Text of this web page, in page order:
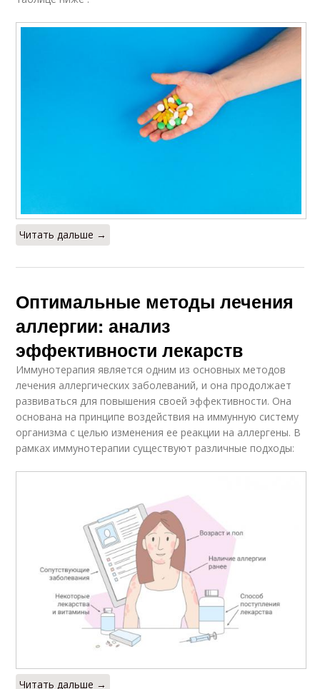
Читать дальше →
Оптимальные методы лечения
аллергии: анализ
эффективности лекарств
Иммунотерапия является одним из основных методов
лечения аллергических заболеваний, и она продолжает
развиваться для повышения своей эффективности. Она
основана на принципе воздействия на иммунную систему
организма с целью изменения ее реакции на аллергены. В
рамках иммунотерапии существуют различные подходы:
Читать дальше →